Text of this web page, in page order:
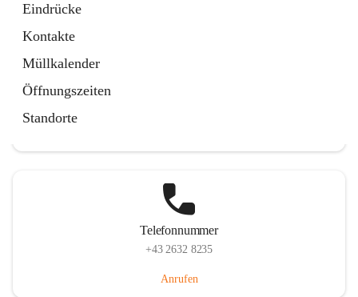
Eindrücke
Kontakte
Müllkalender
Öffnungszeiten
Standorte
Telefonnummer
+43 2632 8235
Anrufen